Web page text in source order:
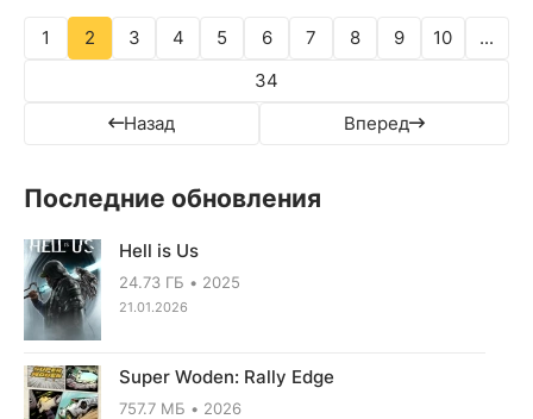
Назад
1 2 3 4 5 6 7 8 9 10
...
34
Вперед
Последние обновления
Hell is Us
24.73 ГБ 2025
21.01.2026
Super Woden: Rally Edge
757.7 МБ 2026